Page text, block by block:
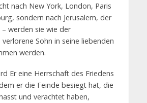
nach New York, London, Paris
sondern nach Jerusalem, der
werden sie wie der
Sohn in seine liebenden
werden.
Er eine Herrschaft des Friedens
er die Feinde besiegt hat, die
und verachtet haben,